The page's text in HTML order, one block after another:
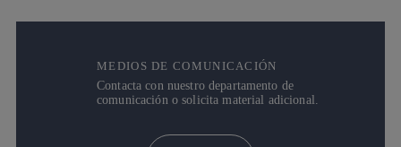
MEDIOS DE COMUNICACIÓN
Contacta con nuestro departamento de
comunicación o solicita material adicional.